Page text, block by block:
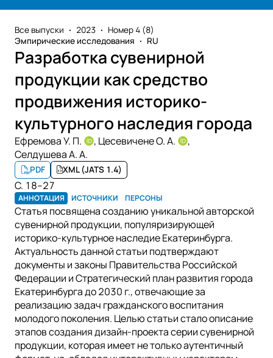
Все выпуски 2023
Номер 4 (8)
Эмпирические исследования
RU
Разработка сувенирной
продукции как средство
продвижения историко-
культурного наследия города
Ефремова У. П. , Цесевичене О. А.
,
Селдушева А. А.
PDF XML (JATS 1.4)
С. 18–27
АННОТАЦИЯ ИСТОЧНИКИ ПЕРСОНЫ
Статья посвящена созданию уникальной авторской
сувенирной продукции, популяризирующей
историко-культурное наследие Екатеринбурга.
Актуальность данной статьи подтверждают
документы и законы Правительства Российской
Федерации и Стратегический план развития города
Екатеринбурга до 2030 г., отвечающие за
реализацию задач гражданского воспитания
молодого поколения. Целью статьи стало описание
этапов создания дизайн-проекта серии сувенирной
продукции, которая имеет не только аутентичный